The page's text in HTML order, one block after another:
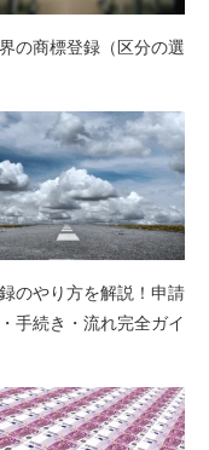
の商標登録（区分の選
のやり方を解説！申請
手続き・流れ完全ガイ